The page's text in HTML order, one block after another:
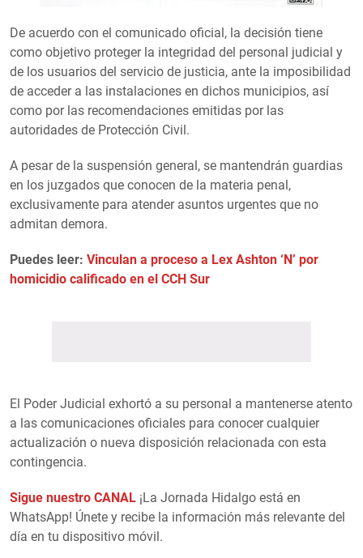
De acuerdo con el comunicado oficial, la decisión tiene
como objetivo proteger la integridad del personal judicial y
de los usuarios del servicio de justicia, ante la imposibilidad
de acceder a las instalaciones en dichos municipios, así
como por las recomendaciones emitidas por las
autoridades de Protección Civil.
A pesar de la suspensión general, se mantendrán guardias
en los juzgados que conocen de la materia penal,
exclusivamente para atender asuntos urgentes que no
admitan demora.
Puedes leer: Vinculan a proceso a Lex Ashton ‘N’ por
homicidio calificado en el CCH Sur
El Poder Judicial exhortó a su personal a mantenerse atento
a las comunicaciones oficiales para conocer cualquier
actualización o nueva disposición relacionada con esta
contingencia.
Sigue nuestro CANAL ¡La Jornada Hidalgo está en
WhatsApp! Únete y recibe la información más relevante del
día en tu dispositivo móvil.